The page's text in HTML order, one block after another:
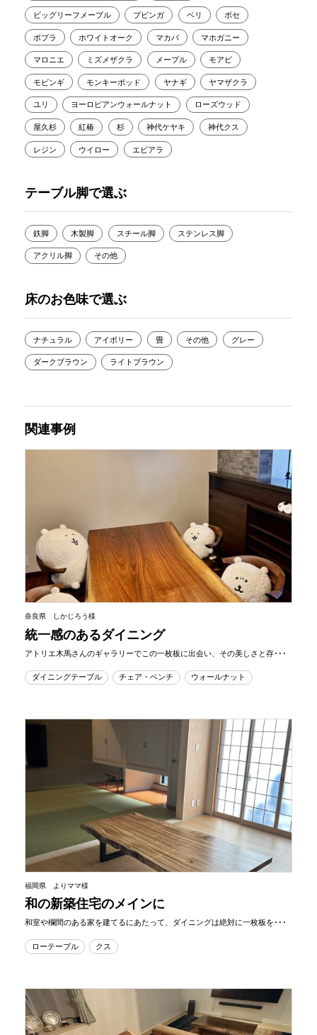
ビッグリーフメープル ブビンガ ベリ ボセ
ポプラ ホワイトオーク マカバ マホガニー
マロニエ ミズメザクラ メープル モアビ
モビンギ モンキーポッド ヤナギ ヤマザクラ
ユリ ヨーロピアンウォールナット ローズウッド
屋久杉 紅椿 杉 神代ケヤキ 神代クス
レジン ウイロー エビアラ
テーブル脚で選ぶ
鉄脚 木製脚 スチール脚 ステンレス脚
アクリル脚 その他
床のお色味で選ぶ
ナチュラル アイボリー 畳 その他 グレー
ダークブラウン ライトブラウン
関連事例
奈良県 しかじろう様
統一感のあるダイニング
アトリエ木馬さんのギャラリーでこの一枚板に出会い、その美しさと存･･･
ダイニングテーブル チェア・ベンチ ウォールナット
福岡県 よりママ様
和の新築住宅のメインに
和室や欄間のある家を建てるにあたって、ダイニングは絶対に一枚板を･･･
ローテーブル クス